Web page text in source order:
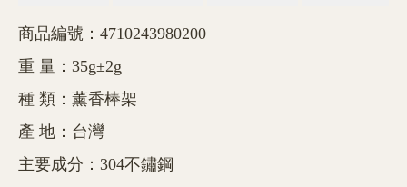
商品編號：4710243980200
重 量：35g±2g
種 類：薰香棒架
產 地：台灣
主要成分：304不鏽鋼